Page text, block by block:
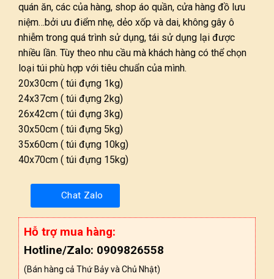
quán ăn, các của hàng, shop áo quần, cửa hàng đồ lưu
niệm…bởi ưu điểm nhẹ, dẻo xốp và dai, không gây ô
nhiễm trong quá trình sử dụng, tái sử dụng lại được
nhiều lần. Tùy theo nhu cầu mà khách hàng có thể chọn
loại túi phù hợp với tiêu chuẩn của mình.
20x30cm ( túi đựng 1kg)
24x37cm ( túi đựng 2kg)
26x42cm ( túi đựng 3kg)
30x50cm ( túi đựng 5kg)
35x60cm ( túi đựng 10kg)
40x70cm ( túi đựng 15kg)
Chat Zalo
Hỗ trợ mua hàng:
Hotline/Zalo: 0909826558
(Bán hàng cả Thứ Bảy và Chủ Nhật)